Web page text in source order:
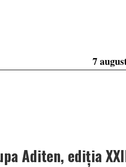
7
Aditen, ediția